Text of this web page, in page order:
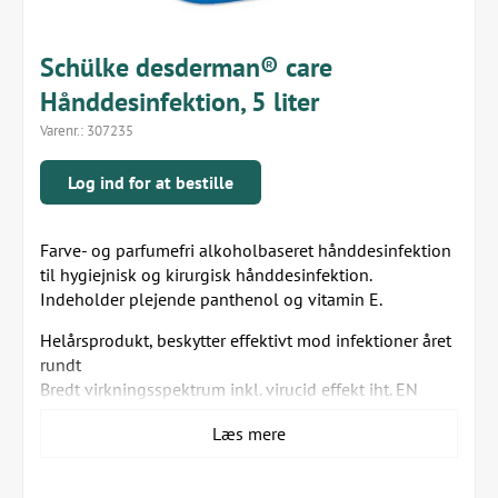
Schülke desderman® care
Hånddesinfektion, 5 liter
Varenr.: 307235
Log ind for at bestille
Farve- og parfumefri alkoholbaseret hånddesinfektion
til hygiejnisk og kirurgisk hånddesinfektion.
Indeholder plejende panthenol og vitamin E.
Helårsprodukt, beskytter effektivt mod infektioner året
rundt
Bredt virkningsspektrum inkl. virucid effekt iht. EN
Hudplejende formulering med ProPanthenol-
Læs mere